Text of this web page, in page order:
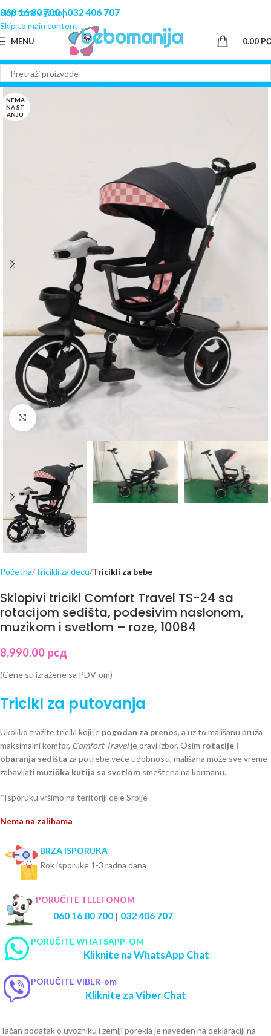
Skip to navigation
Skip to main content
060 16 80 700|032 406 707
MENU 0.00
NEMA
NA ST
ANJU
Click to enlarge
Početna Tricikli za decu Tricikli za bebe
Sklopivi tricikl Comfort Travel TS-24 sa
rotacijom sedišta, podesivim naslonom,
muzikom i svetlom – roze, 10084
8,990.00 рсд
(Cene su izražene sa PDV-om)
Tricikl za putovanja
Ukoliko tražite tricikl koji je pogodan za prenos, a uz to mališanu pruža
maksimalni komfor, Comfort Travelje pravi izbor. Osim rotacije i
obaranja sedišta za potrebe veće udobnosti, mališana može sve vreme
zabavljati muzička kutija sa svetlom smeštena na kormanu.
*Isporuku vršimo na teritoriji cele Srbije
Nema na zalihama
BRZA ISPORUKA
Rok isporuke 1-3 radna dana
PORUČITE TELEFONOM
060 16 80 700 | 032 406 707
PORUČITE WHATSAPP-OM
Kliknite na WhatsApp Chat
PORUČITE VIBER-om
Kliknite za Viber Chat
Tačan podatak o uvozniku i zemlji porekla je naveden na deklaraciji na